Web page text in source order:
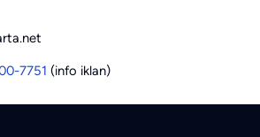
7751 (info iklan)